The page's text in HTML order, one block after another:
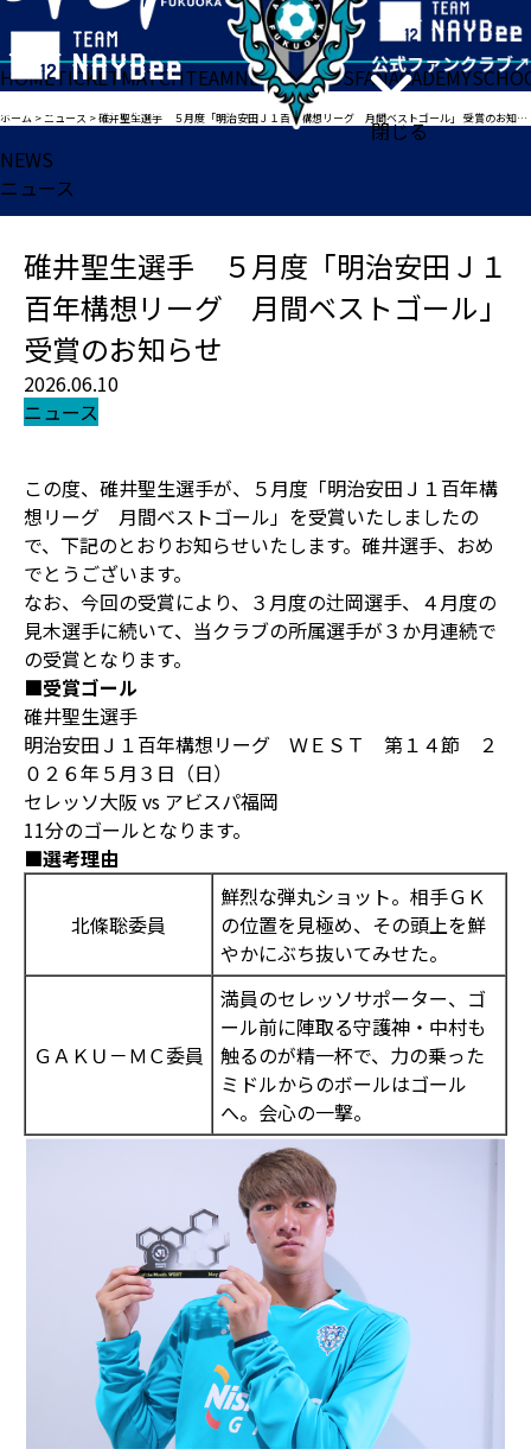
閉じる
HOMETICKETMATCHTEAMNEWSGOODSFANACADEMY
ホーム >ニュース >碓井聖生選手 ５月度「明治安田Ｊ１百年構想リーグ 月間ベストゴール」 受賞のお知らせ
NEWS
ニュース
碓井聖生選手 ５月度「明治安田Ｊ１
百年構想リーグ 月間ベストゴール」
受賞のお知らせ
2026.06.10
ニュース
この度、碓井聖生選手が、５月度「明治安田Ｊ１百年構
想リーグ 月間ベストゴール」を受賞いたしましたの
で、下記のとおりお知らせいたします。碓井選手、おめ
でとうございます。
なお、今回の受賞により、３月度の辻岡選手、４月度の
見木選手に続いて、当クラブの所属選手が３か月連続で
の受賞となります。
■受賞ゴール
碓井聖生選手
明治安田Ｊ１百年構想リーグ ＷＥＳＴ 第１４節 ２
０２６年５月３日（日）
セレッソ大阪 vs アビスパ福岡
11分のゴールとなります。
■選考理由
北條聡委員
鮮烈な弾丸ショット。相手ＧＫ
の位置を見極め、その頭上を鮮
やかにぶち抜いてみせた。
ＧＡＫＵ－ＭＣ委員
満員のセレッソサポーター、ゴ
ール前に陣取る守護神・中村も
触るのが精一杯で、力の乗った
ミドルからのボールはゴール
へ。会心の一撃。